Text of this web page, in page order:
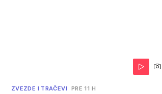
ZVEZDE I TRAČEVI PRE 11 H